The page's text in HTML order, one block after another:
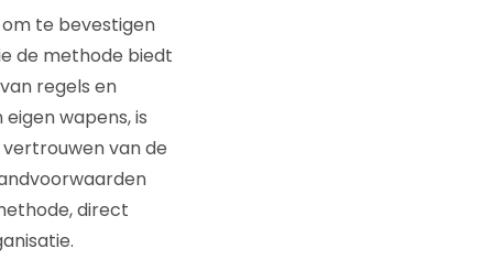
te bevestigen
de methode biedt
regels en
wapens, is
van de
direct